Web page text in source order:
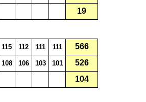
19
115 112 111 111 566
108 106 103 101 526
104